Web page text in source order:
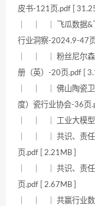
皮书-121页.pdf [
｜ ｜ ｜ 飞瓜数据&
行业洞察-2024.9-47
｜ ｜ ｜ 粉丝尼尔森
册（英）-20页.pdf [
｜ ｜ ｜ 佛山陶瓷
度）瓷行业协会-36页
｜ ｜ ｜ 工业大模型
｜ ｜ ｜ 共识、责
页.pdf [ 2.21MB ]
｜ ｜ ｜ 共识、责
页.pdf [ 2.67MB ]
｜ ｜ ｜ 共赢行业数